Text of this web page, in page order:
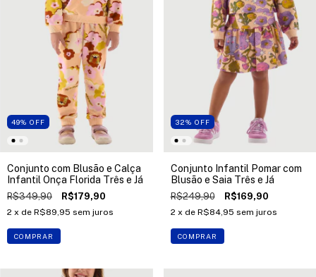
49% OFF
Conjunto com Blusão e Calça
Infantil Onça Florida Três e Já
R$349,90 R$179,90
2 x de R$89,95 sem juros
COMPRAR
32% OFF
Conjunto Infantil Pomar com
Blusão e Saia Três e Já
R$249,90 R$169,90
2 x de R$84,95 sem juros
COMPRAR